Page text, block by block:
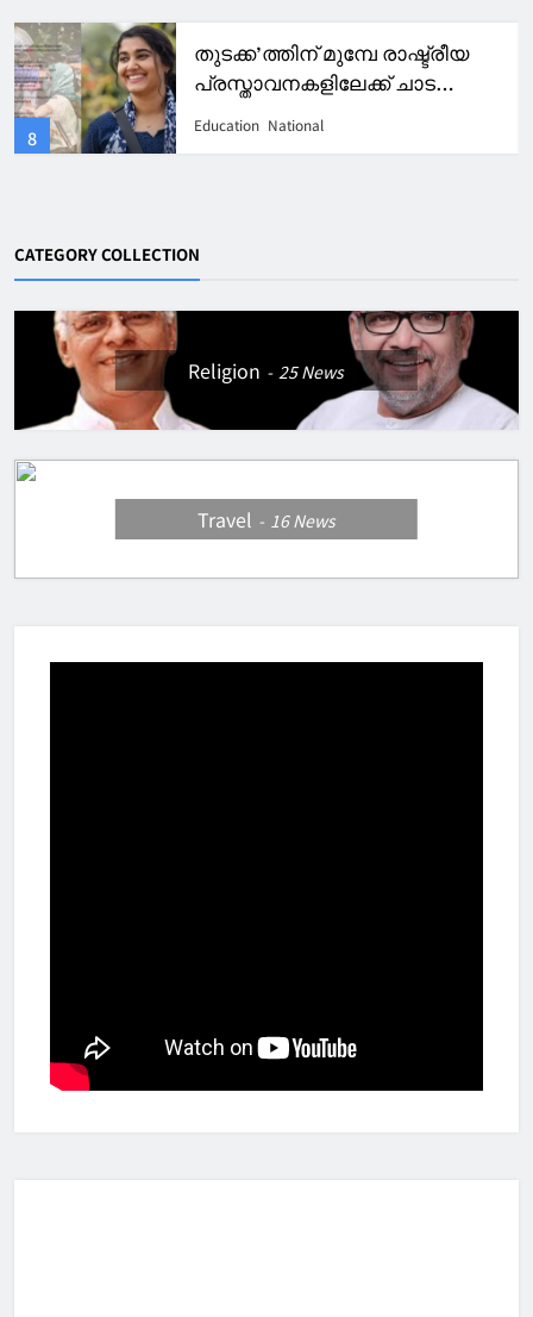
4
മാർ ആഗസ്തീനോസ് കോളേജിന്
വീണ്ടും റാങ്കുകളുടെ തിളക്കം.
Education Kerala
CATEGORY COLLECTION
Religion 25News
Travel 16News